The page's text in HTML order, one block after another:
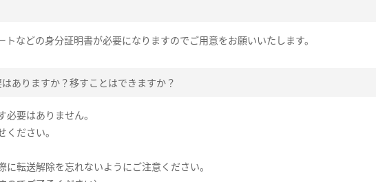
などの身分証明書が必要になりますのでご用意をお願いいたします。
ありますか？移すことはできますか？
要はありません。
ださい。
転送解除を忘れないようにご注意ください。